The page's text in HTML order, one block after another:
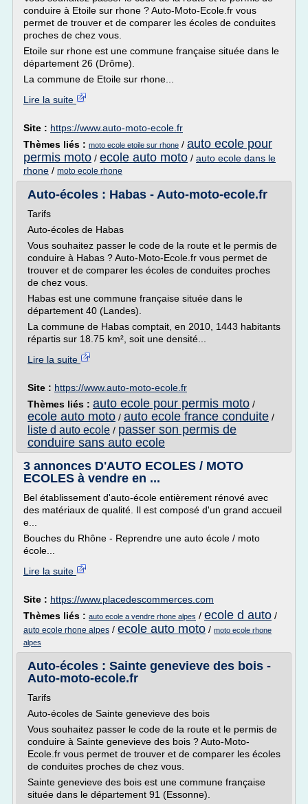
conduire à Etoile sur rhone ? Auto-Moto-Ecole.fr vous
permet de trouver et de comparer les écoles de conduites
proches de chez vous.
Etoile sur rhone est une commune française située dans le
département 26 (Drôme).
La commune de Etoile sur rhone...
Lire la suite
Site : https://www.auto-moto-ecole.fr
Thèmes liés : moto ecole etoile sur rhone / auto ecole pour
permis moto / ecole auto moto / auto ecole dans le
rhone / moto ecole rhone
Auto-écoles : Habas - Auto-moto-ecole.fr
Tarifs
Auto-écoles de Habas
Vous souhaitez passer le code de la route et le permis de
conduire à Habas ? Auto-Moto-Ecole.fr vous permet de
trouver et de comparer les écoles de conduites proches
de chez vous.
Habas est une commune française située dans le
département 40 (Landes).
La commune de Habas comptait, en 2010, 1443 habitants
répartis sur 18.75 km², soit une densité...
Lire la suite
Site : https://www.auto-moto-ecole.fr
Thèmes liés : auto ecole pour permis moto /
ecole auto moto / auto ecole france conduite /
liste d auto ecole / passer son permis de
conduire sans auto ecole
3 annonces D'AUTO ECOLES / MOTO
ECOLES à vendre en ...
Bel établissement d'auto-école entièrement rénové avec
des matériaux de qualité. Il est composé d'un grand accueil
e...
Bouches du Rhône - Reprendre une auto école / moto
école...
Lire la suite
Site : https://www.placedescommerces.com
Thèmes liés : auto ecole a vendre rhone alpes / ecole d auto /
auto ecole rhone alpes / ecole auto moto / moto ecole rhone
alpes
Auto-écoles : Sainte genevieve des bois -
Auto-moto-ecole.fr
Tarifs
Auto-écoles de Sainte genevieve des bois
Vous souhaitez passer le code de la route et le permis de
conduire à Sainte genevieve des bois ? Auto-Moto-
Ecole.fr vous permet de trouver et de comparer les écoles
de conduites proches de chez vous.
Sainte genevieve des bois est une commune française
située dans le département 91 (Essonne).